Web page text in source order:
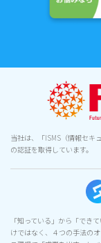
当社は、「ISMS（情報セキ
の認証を取得しています。
「知っている」から「でき
けではなく、４つの手法の